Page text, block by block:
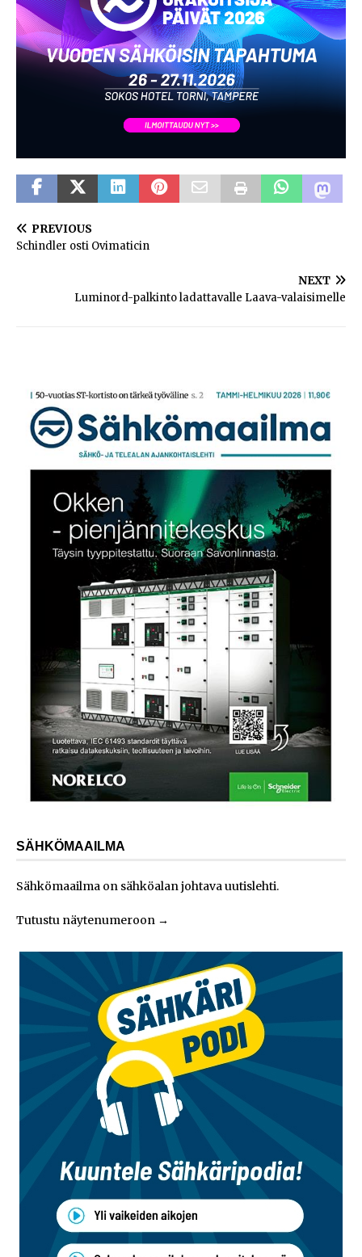
PREVIOUS
Schindler osti Ovimaticin
NEXT
Luminord-palkinto ladattavalle Laava-valaisimelle
SÄHKÖMAAILMA
Sähkömaailma on sähköalan johtava uutislehti.
Tutustu näytenumeroon →